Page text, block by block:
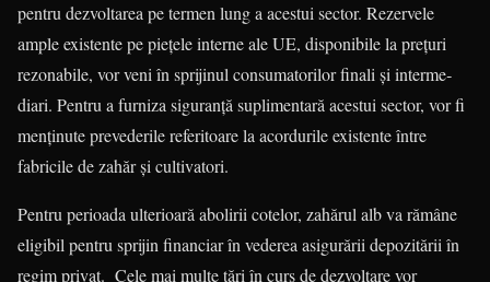
pentru dezvoltarea pe termen lung a aces­tui sector. Rezervele
ample exis­tente pe piețele interne ale UE, dis­po­nibile la prețuri
rezonabile, vor veni în sprijinul consumatorilor finali și interme­
diari. Pentru a furniza siguranță supli­men­tară acestui sector, vor fi
menținute prevederile referitoare la acordurile exis­tente între
fabricile de zahăr și culti­vatori.
Pentru perioada ulterioară abolirii cotelor, zahărul alb va rămâne
eligibil pentru sprijin financiar în vederea asigurării depozitării în
regim privat. Cele mai multe țări în curs de dezvoltare vor